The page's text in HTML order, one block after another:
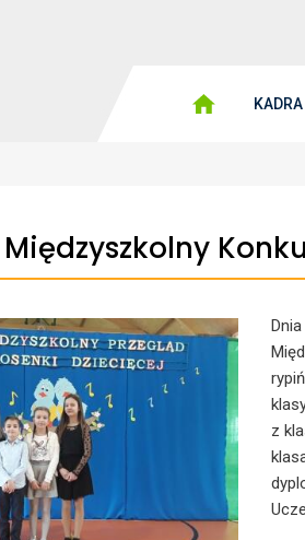
KADRA
z